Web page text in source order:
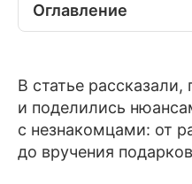
Оглавление
В статье рассказали,
и поделились
с незнакомцами: от
до вручения